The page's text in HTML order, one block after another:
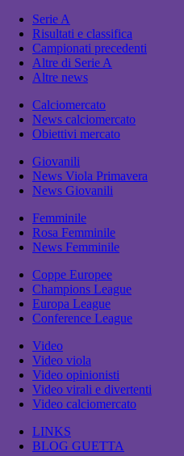
Serie A
Risultati e classifica
Campionati precedenti
Altre di Serie A
Altre news
Calciomercato
News calciomercato
Obiettivi mercato
Giovanili
News Viola Primavera
News Giovanili
Femminile
Rosa Femminile
News Femminile
Coppe Europee
Champions League
Europa League
Conference League
Video
Video viola
Video opinionisti
Video virali e divertenti
Video calciomercato
LINKS
BLOG GUETTA